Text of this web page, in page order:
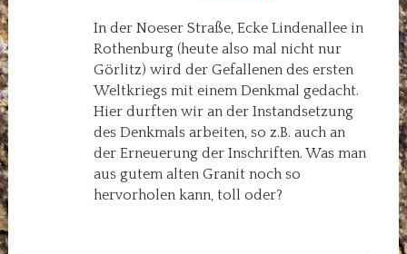
In der Noeser Straße, Ecke Lindenallee in
Rothenburg (heute also mal nicht nur
Görlitz) wird der Gefallenen des ersten
Weltkriegs mit einem Denkmal gedacht.
Hier durften wir an der Instandsetzung
des Denkmals arbeiten, so z.B. auch an
der Erneuerung der Inschriften. Was man
aus gutem alten Granit noch so
hervorholen kann, toll oder?